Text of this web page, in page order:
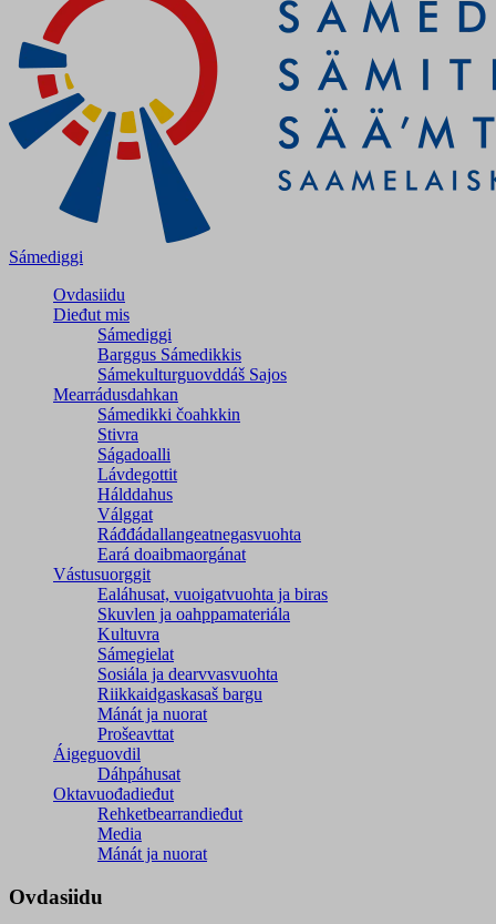
Sámediggi
Ovdasiidu
Dieđut mis
Sámediggi
Barggus Sámedikkis
Sámekulturguovddáš Sajos
Mearrádusdahkan
Sámedikki čoahkkin
Stivra
Ságadoalli
Lávdegottit
Hálddahus
Válggat
Ráđđádallangeatnegas­vuohta
Eará doaibmaorgánat
Vástusuorggit
Ealáhusat, vuoigatvuohta ja biras
Skuvlen ja oahppamateriála
Kultuvra
Sámegielat
Sosiála ja dearvvasvuohta
Riikkaidgaskasaš bargu
Mánát ja nuorat
Prošeavttat
Áigeguovdil
Dáhpáhusat
Oktavuođadieđut
Rehketbearrandieđut
Media
Mánát ja nuorat
Ovdasiidu